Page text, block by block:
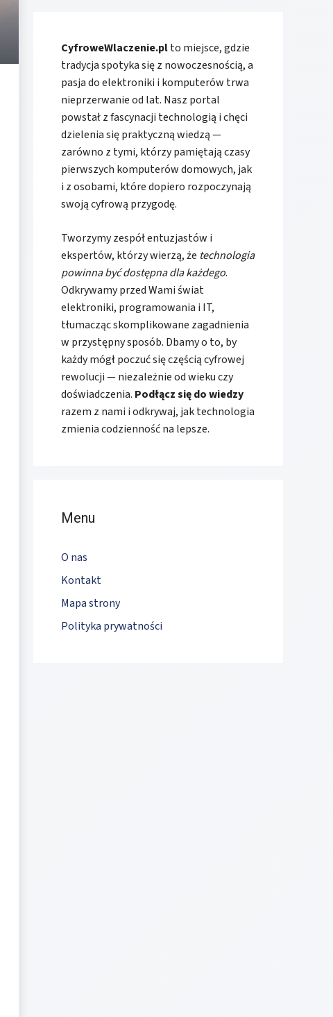
CyfroweWlaczenie.plto miejsce, gdzie
tradycja spotyka się z nowoczesnością, a
pasja do elektroniki i komputerów trwa
nieprzerwanie od lat. Nasz portal
powstał z fascynacji technologią i chęci
dzielenia się praktyczną wiedzą —
zarówno z tymi, którzy pamiętają czasy
pierwszych komputerów domowych, jak
i z osobami, które dopiero rozpoczynają
swoją cyfrową przygodę.
Tworzymy zespół entuzjastów i
ekspertów, którzy wierzą, że technologia
powinna być dostępna dla każdego.
Odkrywamy przed Wami świat
elektroniki, programowania i IT,
tłumacząc skomplikowane zagadnienia
w przystępny sposób. Dbamy o to, by
każdy mógł poczuć się częścią cyfrowej
rewolucji — niezależnie od wieku czy
doświadczenia. Podłącz się do wiedzy
razem z nami i odkrywaj, jak technologia
zmienia codzienność na lepsze.
Menu
O nas
Kontakt
Mapa strony
Polityka prywatności